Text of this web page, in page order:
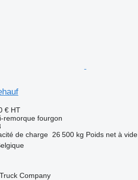
€ HT
remorque fourgon
de charge 26 500 kg Poids net à vide
Company